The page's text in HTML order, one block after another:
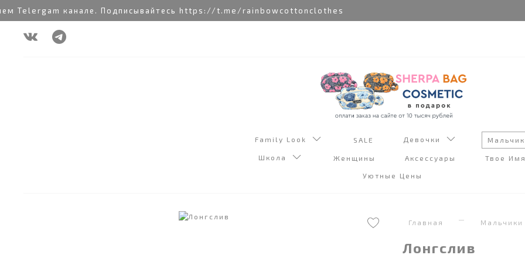
Telergam канале. Подписывайтесь https://t.me/rainbowcottonclothes
Family Look SALE Девочки
Школа Женщины Аксессуары Твое Имя
Уютные Цены
Главная Мальчики
Лонгслив